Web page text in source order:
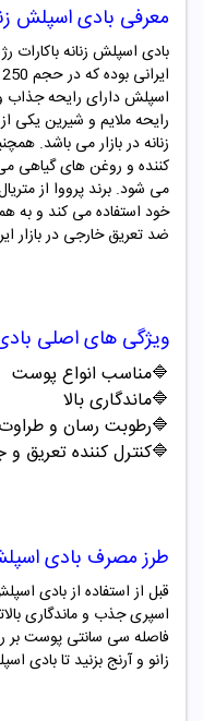
معرفی بادی اسپلش
بادی اسپلش زنانه باکارات
اسپلش دارای رایحه جذاب
رایحه ملایم و شیرین یکی
زنانه در بازار می باشد.
کننده و روغن های گیاهی
خود استفاده می کند و به
ضد تعریق خارجی در
ویژگی های اصلی
🔷مناسب انواع پوست
🔷ماندگاری بالا
🔷رطوبت رسان و
🔷کنترل کننده تعریق
طرز مصرف بادی
قبل از استفاده از بادی
اسپری جذب و ماندگاری
فاصله سی سانتی پوست
زانو و آرنج بزنید تا بادی